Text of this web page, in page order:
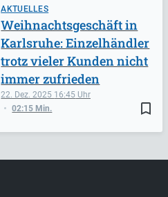
AKTUELLES
bookmark_border
22. Dez. 2025 16:45
02:15 Min.
Weihnachtsgeschäft in
Karlsruhe: Einzelhändler
trotz vieler Kunden nicht
immer zufrieden